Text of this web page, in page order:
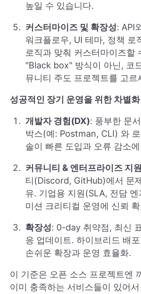
높일 수 있습니다.
커스터마이즈 및 확장성: API
워크플로우, UI 테마, 정책 로
로직과 맞춰 커스터마이즈할
"Black box" 방식이 아닌, 코
뮤니티 주도 프로젝트를 고르
성공적인 장기 운영을 위한 차별
개발자 경험(DX): 풍부한 문
박스(예: Postman, CLI) 와
솔이 빠른 도입과 오류 감소
커뮤니티 & 엔터프라이즈 지원
티(Discord, GitHub)에서 문
유. 기업용 지원(SLA, 전담 엔
미션 크리티컬 운영에 신뢰
확장성: 0-day 취약점, 최신
응 업데이트. 하이브리드 배
손쉬운 확장과 운영 효율화.
이 기준은 오픈 소스 프로젝트엔
이미 충족하는 서비스들이 있어